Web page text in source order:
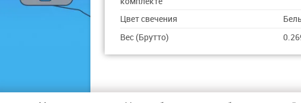
Цвет свечения
Вес (Брутто)